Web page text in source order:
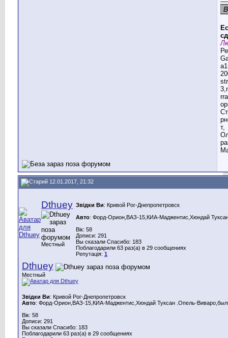
т,
12.01.2017, 21:32
Dthuey
Местный
Звідки Ви: Кривой Рог-Днепропетровск
Авто: Форд-Орион,ВАЗ-15,КИА-Маджентис,Хюндай
Вік: 58
Дописи: 291
Вы сказали Спасибо: 183
Поблагодарили 63 раз(а) в 29 сообщениях
Репутація: 1
Dthuey
Местный
Звідки Ви: Кривой Рог-Днепропетровск
Авто: Форд-Орион,ВАЗ-15,КИА-Маджентис,Хюндай Туксан .Опель-
Вік: 58
Дописи: 291
Вы сказали Спасибо: 183
Поблагодарили 63 раз(а) в 29 сообщениях